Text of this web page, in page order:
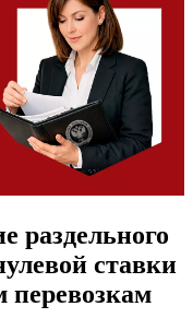
раздельного
ставки